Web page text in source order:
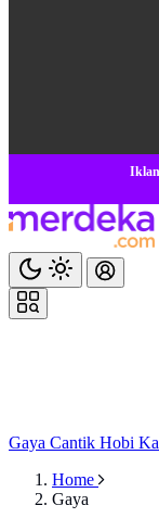
Gaya Cantik Hobi
Home
Gaya